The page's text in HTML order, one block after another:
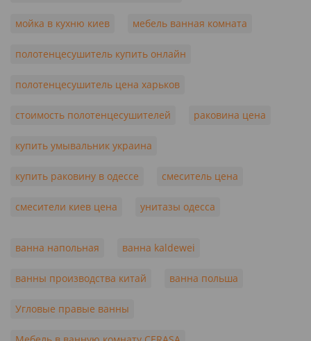
мойка в кухню киев мебель ванная комната
полотенцесушитель купить онлайн
полотенцесушитель цена харьков
стоимость полотенцесушителей раковина цена
купить умывальник украина
купить раковину в одессе смеситель цена
смесители киев цена унитазы одесса
ванна напольная ванна kaldewei
ванны производства китай ванна польша
Угловые правые ванны